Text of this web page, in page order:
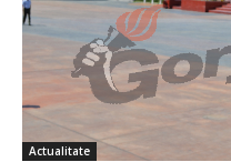
Actualitate